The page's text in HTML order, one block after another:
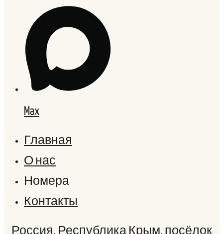
Max
Главная
О нас
Номера
Контакты
Россия, Республика Крым, посёлок